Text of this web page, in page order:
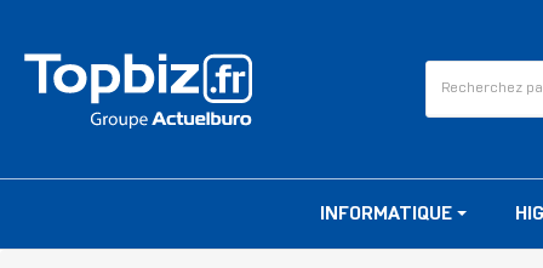
INFORMATIQUE